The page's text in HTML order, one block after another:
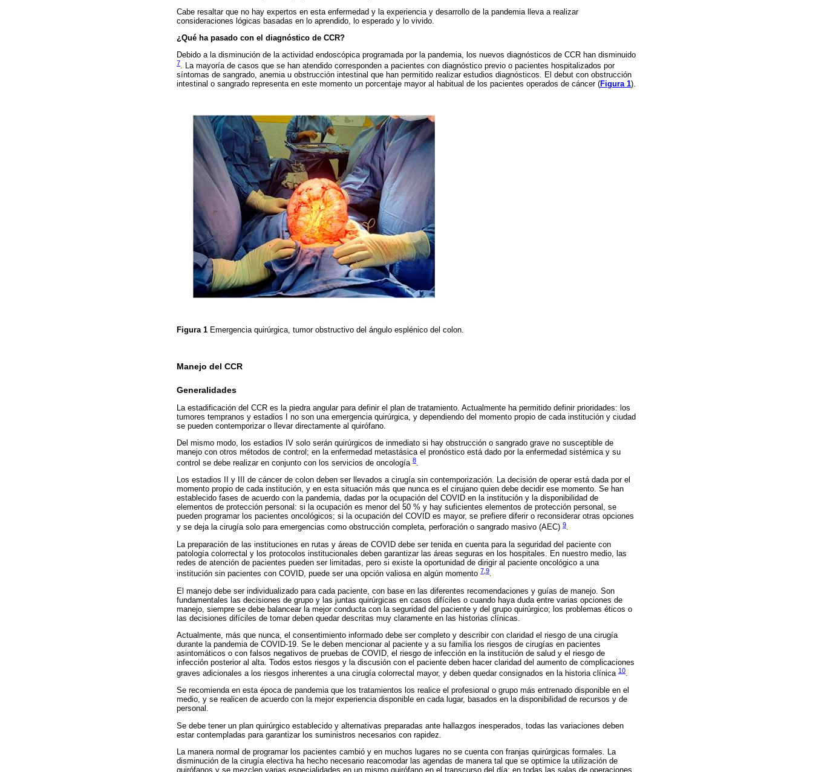
Cabe resaltar que no hay expertos en esta enfermedad y la experiencia y desarrollo de la pandemia lleva a realizar
consideraciones lógicas basadas en lo aprendido, lo esperado y lo vivido.
¿Qué ha pasado con el diagnóstico de CCR?
Debido a la disminución de la actividad endoscópica programada por la pandemia, los nuevos diagnósticos de CCR han disminuido
7. La mayoría de casos que se han atendido corresponden a pacientes con diagnóstico previo o pacientes hospitalizados por
síntomas de sangrado, anemia u obstrucción intestinal que han permitido realizar estudios diagnósticos. El debut con obstrucción
intestinal o sangrado representa en este momento un porcentaje mayor al habitual de los pacientes operados de cáncer (Figura 1).
Figura 1 Emergencia quirúrgica, tumor obstructivo del ángulo esplénico del colon.
Manejo del CCR
Generalidades
La estadificación del CCR es la piedra angular para definir el plan de tratamiento. Actualmente ha permitido definir prioridades: los
tumores tempranos y estadios I no son una emergencia quirúrgica, y dependiendo del momento propio de cada institución y ciudad
se pueden contemporizar o llevar directamente al quirófano.
Del mismo modo, los estadios IV solo serán quirúrgicos de inmediato si hay obstrucción o sangrado grave no susceptible de
manejo con otros métodos de control; en la enfermedad metastásica el pronóstico está dado por la enfermedad sistémica y su
control se debe realizar en conjunto con los servicios de oncología 8.
Los estadios II y III de cáncer de colon deben ser llevados a cirugía sin contemporización. La decisión de operar está dada por el
momento propio de cada institución, y en esta situación más que nunca es el cirujano quien debe decidir ese momento. Se han
establecido fases de acuerdo con la pandemia, dadas por la ocupación del COVID en la institución y la disponibilidad de
elementos de protección personal: si la ocupación es menor del 50 % y hay suficientes elementos de protección personal, se
pueden programar los pacientes oncológicos; si la ocupación del COVID es mayor, se prefiere diferir o reconsiderar otras opciones
y se deja la cirugía solo para emergencias como obstrucción completa, perforación o sangrado masivo (AEC) 9.
La preparación de las instituciones en rutas y áreas de COVID debe ser tenida en cuenta para la seguridad del paciente con
patología colorrectal y los protocolos institucionales deben garantizar las áreas seguras en los hospitales. En nuestro medio, las
redes de atención de pacientes pueden ser limitadas, pero si existe la oportunidad de dirigir al paciente oncológico a una
institución sin pacientes con COVID, puede ser una opción valiosa en algún momento 7 9.
El manejo debe ser individualizado para cada paciente, con base en las diferentes recomendaciones y guías de manejo. Son
fundamentales las decisiones de grupo y las juntas quirúrgicas en casos difíciles o cuando haya duda entre varias opciones de
manejo, siempre se debe balancear la mejor conducta con la seguridad del paciente y del grupo quirúrgico; los problemas éticos o
las decisiones difíciles de tomar deben quedar descritas muy claramente en las historias clínicas.
Actualmente, más que nunca, el consentimiento informado debe ser completo y describir con claridad el riesgo de una cirugía
durante la pandemia de COVID-19. Se le deben mencionar al paciente y a su familia los riesgos de cirugías en pacientes
asintomáticos o con falsos negativos de pruebas de COVID, el riesgo de infección en la institución de salud y el riesgo de
infección posterior al alta. Todos estos riesgos y la discusión con el paciente deben hacer claridad del aumento de complicaciones
graves adicionales a los riesgos inherentes a una cirugía colorrectal mayor, y deben quedar consignados en la historia clínica 10.
Se recomienda en esta época de pandemia que los tratamientos los realice el profesional o grupo más entrenado disponible en el
medio, y se realicen de acuerdo con la mejor experiencia disponible en cada lugar, basados en la disponibilidad de recursos y de
personal.
Se debe tener un plan quirúrgico establecido y alternativas preparadas ante hallazgos inesperados, todas las variaciones deben
estar contempladas para garantizar los suministros necesarios con rapidez.
La manera normal de programar los pacientes cambió y en muchos lugares no se cuenta con franjas quirúrgicas formales. La
disminución de la cirugía electiva ha hecho necesario reacomodar las agendas de manera tal que se optimice la utilización de
quirófanos y se mezclen varias especialidades en un mismo quirófano en el transcurso del día; en todas las salas de operaciones